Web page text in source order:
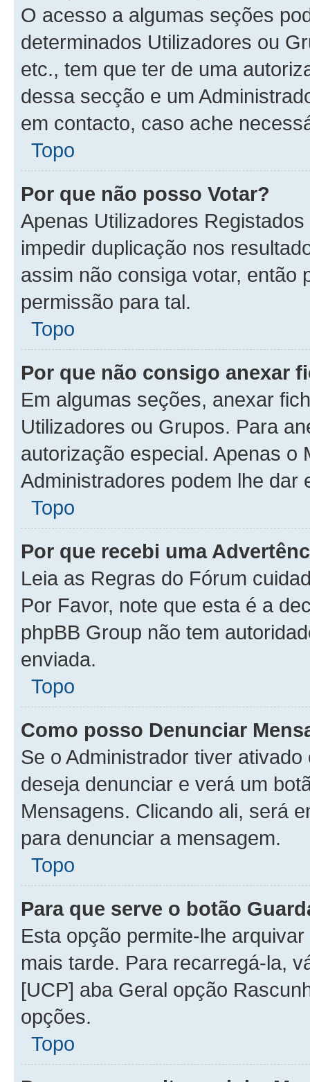
O acesso a algumas seções
determinados Utilizadores ou
etc., tem que ter de uma
dessa secção e um
em contacto, caso ache
Topo
Por que não posso Votar?
Apenas Utilizadores
impedir duplicação nos
assim não consiga votar, então
permissão para tal.
Topo
Por que não consigo anexar
Em algumas seções, anexar
Utilizadores ou Grupos. Para
autorização especial. Apenas o
Administradores podem lhe
Topo
Por que recebi uma
Leia as Regras do Fórum
Por Favor, note que esta é a
phpBB Group não tem
enviada.
Topo
Como posso Denunciar
Se o Administrador tiver
deseja denunciar e verá um
Mensagens. Clicando ali, será
para denunciar a mensagem.
Topo
Para que serve o botão
Esta opção permite-lhe
mais tarde. Para recarregá-la,
[UCP] aba Geral opção
opções.
Topo